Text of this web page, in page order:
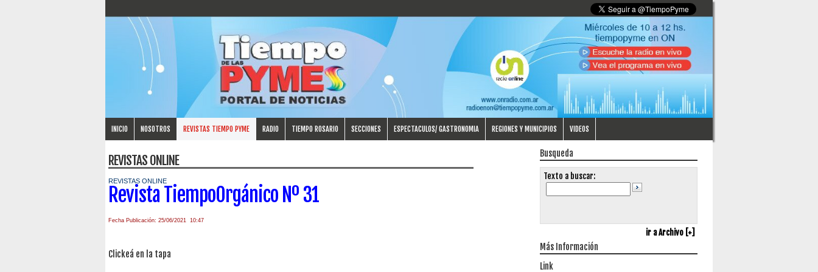
INICIO NOSOTROS REVISTAS TIEMPO PYME RADIO TIEMPO ROSARIO SECCIONES ESPECTACULOS/ GASTRONOMIA REGIONES Y MUNICIPIOS VIDEOS
REVISTAS ONLINE
REVISTAS ONLINE
Revista TiempoOrgánico Nº 31
Fecha Publicación: 25/06/2021 10:47
Clickeá en la tapa
Busqueda
Texto a buscar:
ir a Archivo [+]
Más Información
Link